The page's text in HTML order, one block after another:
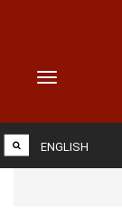
Toggle
ENGLISH